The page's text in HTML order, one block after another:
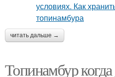
читать дальше →
Топинамбур